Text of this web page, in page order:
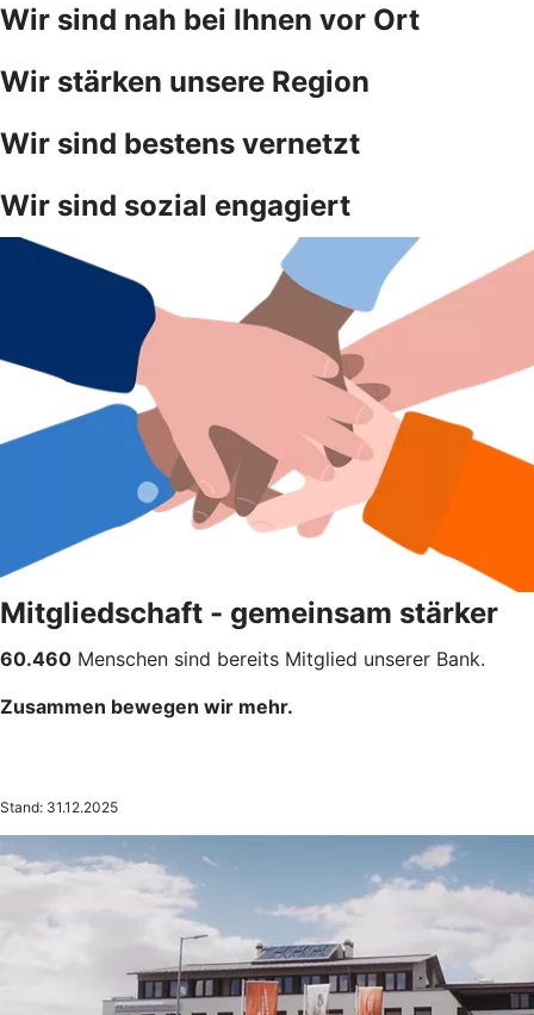
Wir sind nah bei Ihnen vor Ort
Wir stärken unsere Region
Wir sind bestens vernetzt
Wir sind sozial engagiert
Mitgliedschaft - gemeinsam stärker
60.460 Menschen sind bereits Mitglied unserer Bank.
Zusammen bewegen wir mehr.
Stand: 31.12.2025